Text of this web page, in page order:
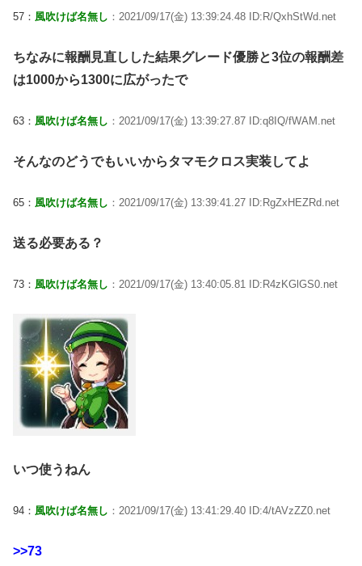
57： 風吹けば名無し ：2021/09/17(金) 13:39:24.48 ID:R/QxhStWd.net
ちなみに報酬見直しした結果グレード優勝と3位の報酬差
は1000から1300に広がったで
63： 風吹けば名無し ：2021/09/17(金) 13:39:27.87 ID:q8IQ/fWAM.net
そんなのどうでもいいからタマモクロス実装してよ
65： 風吹けば名無し ：2021/09/17(金) 13:39:41.27 ID:RgZxHEZRd.net
送る必要ある？
73： 風吹けば名無し ：2021/09/17(金) 13:40:05.81 ID:R4zKGlGS0.net
いつ使うねん
94： 風吹けば名無し ：2021/09/17(金) 13:41:29.40 ID:4/tAVzZZ0.net
>>73